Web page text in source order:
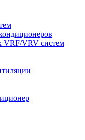
VRF/VRV систем